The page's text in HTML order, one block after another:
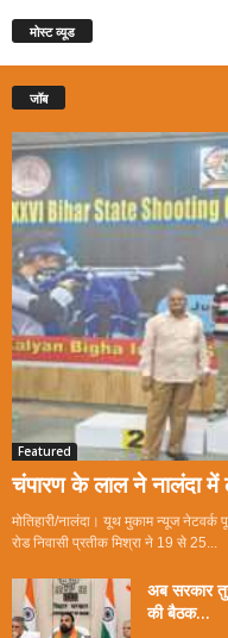
मोस्ट व्यूड
जॉब
Featured
चंपारण के लाल ने नालंदा में
मोतिहारी/नालंदा। यूथ मुकाम न्यूज नेटवर्क
रोड निवासी प्रतीक मिश्रा ने 19 से 25...
अब सरकार
की बैठक...